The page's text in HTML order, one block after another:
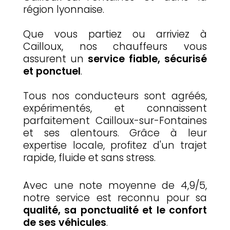
région lyonnaise.
Que vous partiez ou arriviez à
Cailloux, nos chauffeurs vous
assurent un service fiable, sécurisé
et ponctuel.
Tous nos conducteurs sont agréés,
expérimentés, et connaissent
parfaitement Cailloux-sur-Fontaines
et ses alentours. Grâce à leur
expertise locale, profitez d'un trajet
rapide, fluide et sans stress.
Avec une note moyenne de 4,9/5,
notre service est reconnu pour sa
qualité, sa ponctualité et le confort
de ses véhicules.